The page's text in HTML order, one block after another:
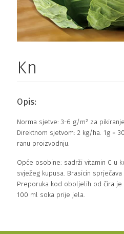
Kn
Opis:
Norma sjetve: 3-6 g/m² za
Direktnom sjetvom: 2 kg/ha. 1g =
ranu proizvodnju.
Opće osobine: sadrži vitamin C u
svježeg kupusa. Brasicin
Preporuka kod oboljelih od čira
100 ml soka prije jela.